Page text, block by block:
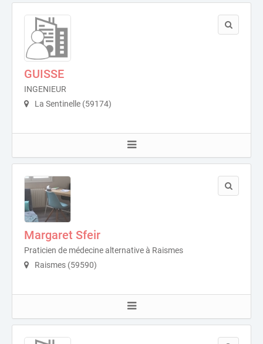
GUISSE
INGENIEUR
La Sentinelle (59174)
Margaret Sfeir
Praticien de médecine alternative à Raismes
Raismes (59590)